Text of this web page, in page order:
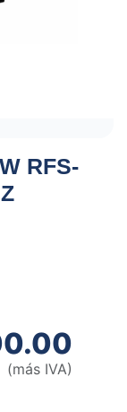
RFS-
(más IVA)